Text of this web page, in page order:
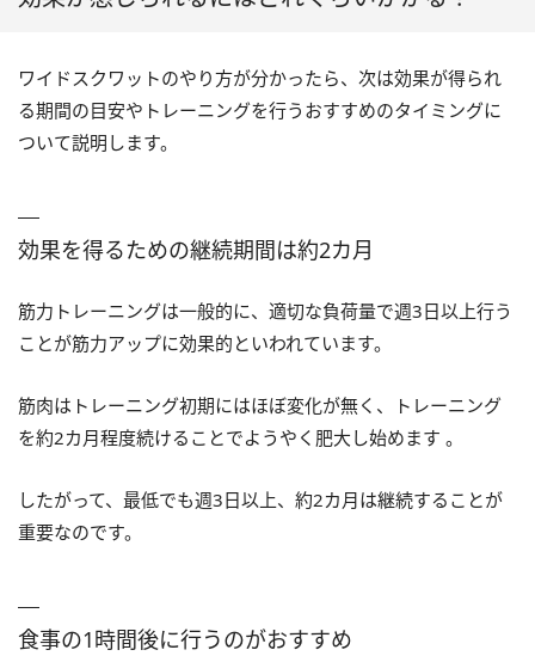
ワイドスクワットのやり方が分かったら、次は効果が得られ
る期間の目安やトレーニングを行うおすすめのタイミングに
ついて説明します。
効果を得るための継続期間は約2カ月
筋力トレーニングは一般的に、適切な負荷量で週3日以上行う
ことが筋力アップに効果的といわれています。
筋肉はトレーニング初期にはほぼ変化が無く、トレーニング
を約2カ月程度続けることでようやく肥大し始めます 。
したがって、最低でも週3日以上、約2カ月は継続することが
重要なのです。
食事の1時間後に行うのがおすすめ